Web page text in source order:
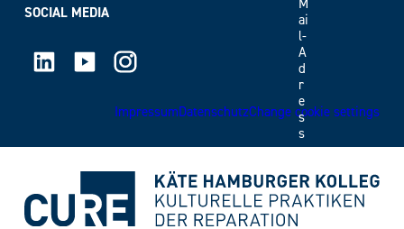
M
ai
l-
A
d
r
e
s
s
e
SOCIAL MEDIA
LinkedIn Youtube Instagram
ImpressumDatenschutzChange cookie settings